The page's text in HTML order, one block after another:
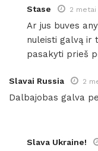
Stase 2 metai
Ar jus buves
nuleisti galvą ir
pasakyti prieš
Slavai Russia 2
Dalbajobas galva
Slava Ukraine!